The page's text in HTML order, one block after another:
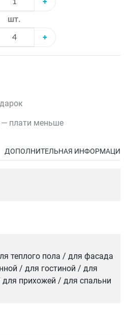
шт.
+
плати меньше
ДОПОЛНИТЕЛЬНАЯ ИНФОРМАЦИЯ
теплого пола / для фасада
/ для гостиной / для
прихожей / для спальни